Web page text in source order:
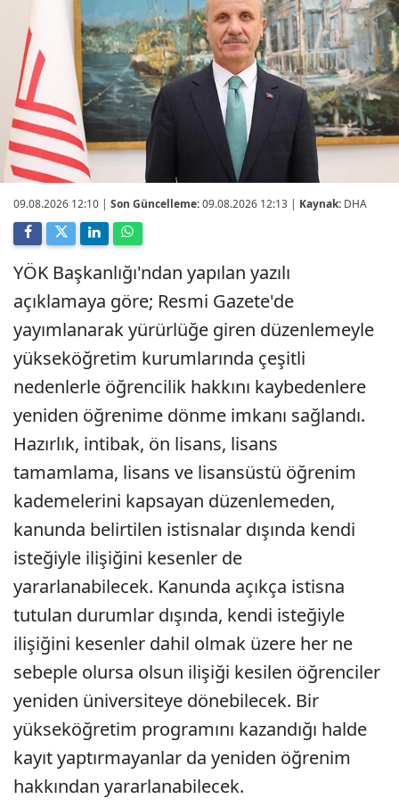
09.08.2026 12:10 | Son Güncelleme:09.08.2026 12:13 | Kaynak: DHA
YÖK Başkanlığı'ndan yapılan yazılı
açıklamaya göre; Resmi Gazete'de
yayımlanarak yürürlüğe giren düzenlemeyle
yükseköğretim kurumlarında çeşitli
nedenlerle öğrencilik hakkını kaybedenlere
yeniden öğrenime dönme imkanı sağlandı.
Hazırlık, intibak, ön lisans, lisans
tamamlama, lisans ve lisansüstü öğrenim
kademelerini kapsayan düzenlemeden,
kanunda belirtilen istisnalar dışında kendi
isteğiyle ilişiğini kesenler de
yararlanabilecek. Kanunda açıkça istisna
tutulan durumlar dışında, kendi isteğiyle
ilişiğini kesenler dahil olmak üzere her ne
sebeple olursa olsun ilişiği kesilen öğrenciler
yeniden üniversiteye dönebilecek. Bir
yükseköğretim programını kazandığı halde
kayıt yaptırmayanlar da yeniden öğrenim
hakkından yararlanabilecek.